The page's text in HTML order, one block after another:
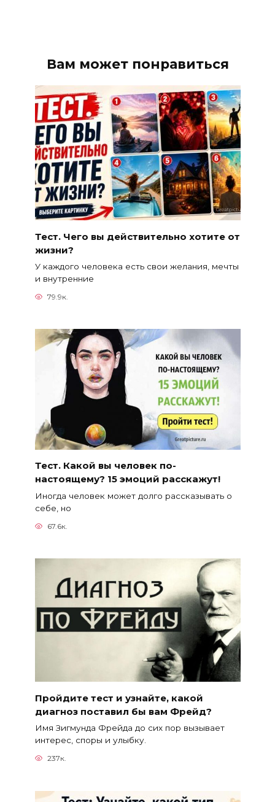
Вам может понравиться
Тест. Чего вы действительно хотите от
жизни?
У каждого человека есть свои желания, мечты
и внутренние
79.9к.
Тест. Какой вы человек по-
настоящему? 15 эмоций расскажут!
Иногда человек может долго рассказывать о
себе, но
67.6к.
Пройдите тест и узнайте, какой
диагноз поставил бы вам Фрейд?
Имя Зигмунда Фрейда до сих пор вызывает
интерес, споры и улыбку.
237к.